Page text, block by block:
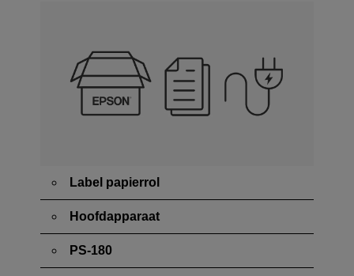
Label papierrol
Hoofdapparaat
PS-180